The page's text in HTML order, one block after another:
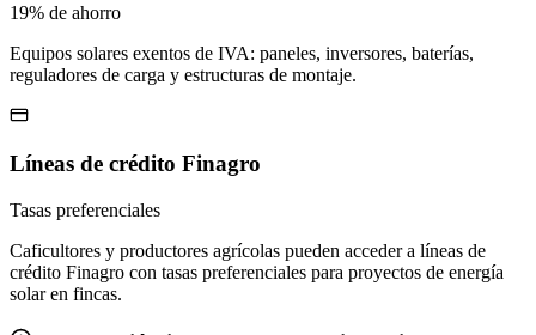
19% de ahorro
Equipos solares exentos de IVA: paneles, inversores, baterías,
reguladores de carga y estructuras de montaje.
Líneas de crédito Finagro
Tasas preferenciales
Caficultores y productores agrícolas pueden acceder a líneas de
crédito Finagro con tasas preferenciales para proyectos de energía
solar en fincas.